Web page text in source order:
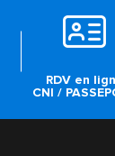
RDV en
CNI /